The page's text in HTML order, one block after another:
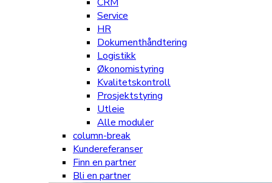
Service
HR
Dokumenthåndtering
Logistikk
Økonomistyring
Kvalitetskontroll
Prosjektstyring
Utleie
Alle moduler
column-break
Kundereferanser
Finn en partner
Bli en partner